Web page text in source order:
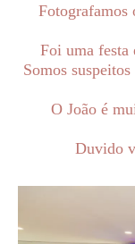
Fotografamos
Foi uma festa
Somos
O João é
Duvido